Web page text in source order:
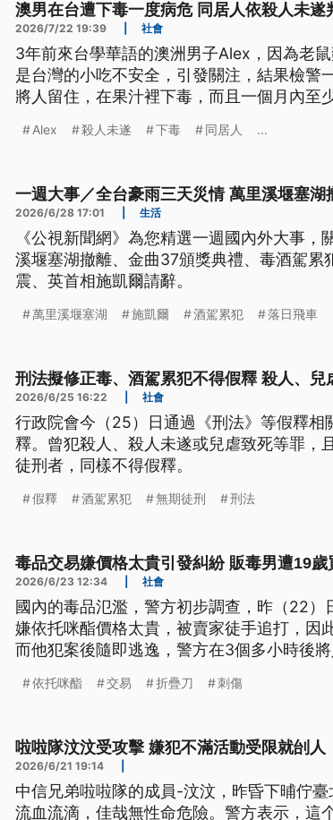
澳男在台遭下毒一度病危 同居人依殺人未遂
2026/7/22 19:39 社會
3年前來台學華語的澳洲男子Alex，因為老
是台灣的小吃不安全，引發關注，結果檢警
將人留住，在果汁裡下毒，而且一個月內至
徒刑，全案仍可上訴。
Alex 殺人未遂 下毒 同居人 ...
一週大事／全台豪雨三天災情 萬里溪堰塞湖
2026/6/28 17:01 生活
《公視新聞網》為您精選一週國內外大事
溪堰塞湖撤離、金曲37頒獎典禮、毒酒駕
震、英首相施凱爾請辭。
萬里溪堰塞湖 施凱爾 酒駕累犯 落日飛車
刑法擬修正毒、酒駕累犯不得假釋 殺人、兒
2026/6/25 16:22 社會
行政院會今（25）日通過《刑法》等假釋
釋。曾犯殺人、殺人未遂或兒虐致死等罪，
徒刑者，同樣不得假釋。
假釋 酒駕累犯 無期徒刑 刑法
毒品交易嫌價格太貴引發糾紛 販毒男遭19歲
2026/6/23 12:34 社會
國內的毒品氾濫，警方初步調查，昨（22
嫌依托咪酯價格太貴，被賣家徒手追打，因
而他犯案後隨即逃逸，警方在3個多小時後
依托咪酯 交易 折疊刀 刺傷
啦啦隊汶汶受攻擊 嫌犯不滿活動受限就刣人
2026/6/21 19:14
中信兄弟啦啦隊的成員-汶汶，昨昏下晡佇
流血流滴，佳哉無性命危險。警方表示，這